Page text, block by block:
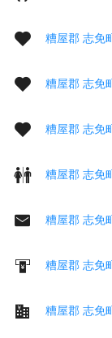
糟屋郡 志免
糟屋郡 志免
糟屋郡 志免
糟屋郡 志免
糟屋郡 志免
糟屋郡 志免
糟屋郡 志免